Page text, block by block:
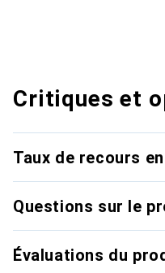
Critiques et
Taux de recours
Questions sur le
Évaluations du